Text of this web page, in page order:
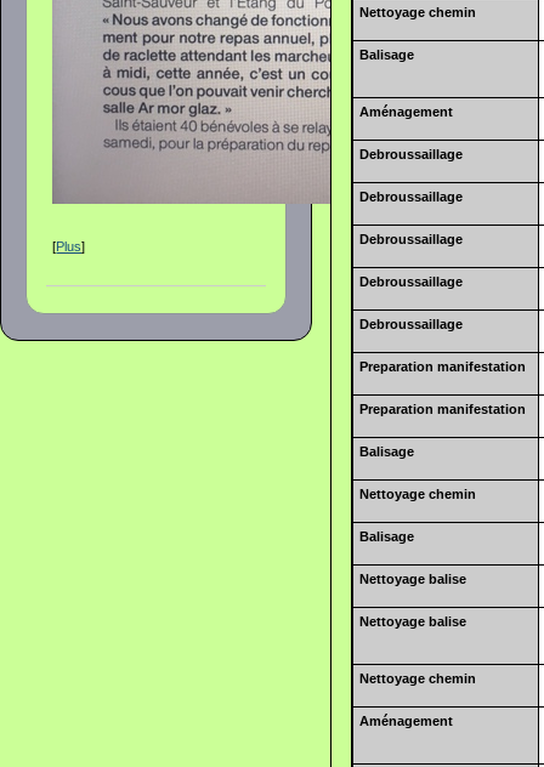
[Plus]
Nettoyage chemin
Balisage
Aménagement
Debroussaillage
Debroussaillage
Debroussaillage
Debroussaillage
Debroussaillage
Preparation manifestation
Preparation manifestation
Balisage
Nettoyage chemin
Balisage
Nettoyage balise
Nettoyage balise
Nettoyage chemin
Aménagement